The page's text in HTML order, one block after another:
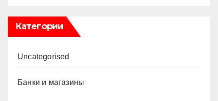
Категории
Uncategorised
Банки и магазины